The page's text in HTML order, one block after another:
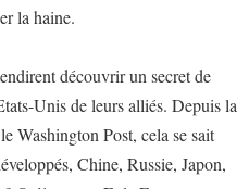
la haine.
découvrir un secret de
Unis de leurs alliés. Depuis la
Washington Post, cela se sait
Chine, Russie, Japon,